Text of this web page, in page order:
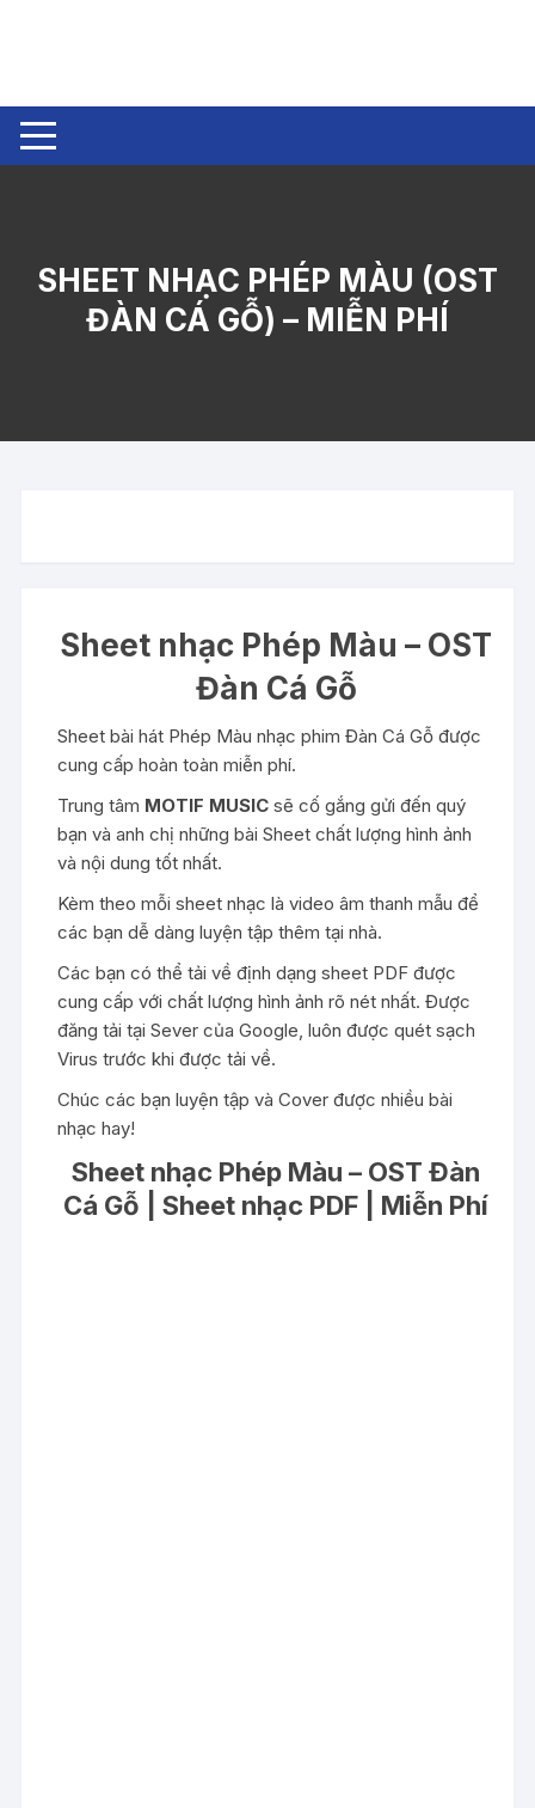
SHEET NHẠC PHÉP MÀU (OST
ĐÀN CÁ GỖ) – MIỄN PHÍ
Sheet nhạc Phép Màu – OST
Đàn Cá Gỗ
Sheet bài hát Phép Màu nhạc phim Đàn Cá Gỗ được
cung cấp hoàn toàn miễn phí.
Trung tâm MOTIF MUSIC sẽ cố gắng gửi đến quý
bạn và anh chị những bài Sheet chất lượng hình ảnh
và nội dung tốt nhất.
Kèm theo mỗi sheet nhạc là video âm thanh mẫu để
các bạn dễ dàng luyện tập thêm tại nhà.
Các bạn có thể tải về định dạng sheet PDF được
cung cấp với chất lượng hình ảnh rõ nét nhất. Được
đăng tải tại Sever của Google, luôn được quét sạch
Virus trước khi được tải về.
Chúc các bạn luyện tập và Cover được nhiều bài
nhạc hay!
Sheet nhạc Phép Màu – OST Đàn
Cá Gỗ | Sheet nhạc PDF | Miễn Phí